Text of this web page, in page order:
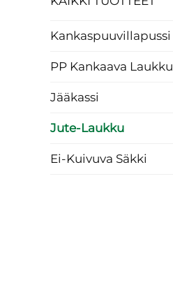
Kankaspuuvillapussi
PP Kankaava Laukku
Jääkassi
Jute-Laukku
Ei-Kuivuva Säkki